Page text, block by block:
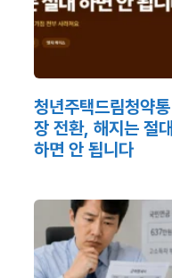
청년주택드림청약통
장 전환, 해지는 절대
하면 안 됩니다